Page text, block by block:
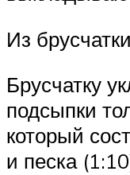
Из
Брусчатку
подсыпки
который
и песка